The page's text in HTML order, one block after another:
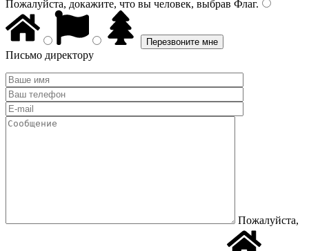
Пожалуйста, докажите, что вы человек, выбрав Флаг.
Письмо директору
Пожалуйста,